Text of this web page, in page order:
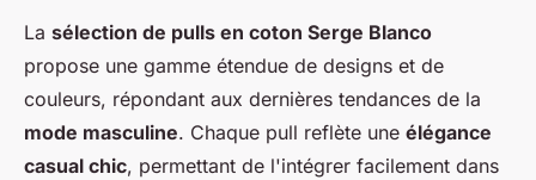
La sélection de pulls en coton Serge Blanco
propose une gamme étendue de designs et de
couleurs, répondant aux dernières tendances de la
mode masculine. Chaque pull reflète une élégance
casual chic, permettant de l'intégrer facilement dans